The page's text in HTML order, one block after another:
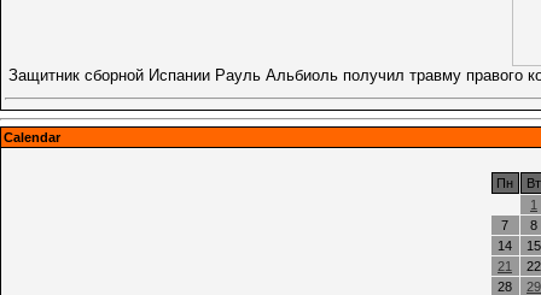
Защитник сборной Испании Рауль Альбиоль получил травму правого
Calendar
Пн
Вт
1
7
8
14
15
21
22
28
29